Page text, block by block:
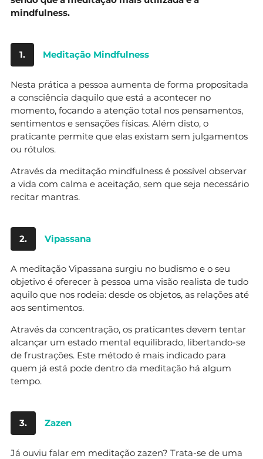
mindfulness.
1. Meditação Mindfulness
Nesta prática a pessoa aumenta de forma propositada
a consciência daquilo que está a acontecer no
momento, focando a atenção total nos pensamentos,
sentimentos e sensações físicas. Além disto, o
praticante permite que elas existam sem julgamentos
ou rótulos.
Através da meditação mindfulness é possível observar
a vida com calma e aceitação, sem que seja necessário
recitar mantras.
2. Vipassana
A meditação Vipassana surgiu no budismo e o seu
objetivo é oferecer à pessoa uma visão realista de tudo
aquilo que nos rodeia: desde os objetos, as relações até
aos sentimentos.
Através da concentração, os praticantes devem tentar
alcançar um estado mental equilibrado, libertando-se
de frustrações. Este método é mais indicado para
quem já está pode dentro da meditação há algum
tempo.
3. Zazen
Já ouviu falar em meditação zazen? Trata-se de uma